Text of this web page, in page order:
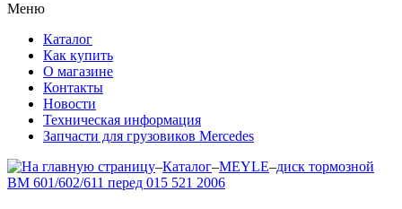
Меню
Каталог
Как купить
О магазине
Контакты
Новости
Техническая информация
Запчасти для грузовиков Mercedes
–Каталог–MEYLE–диск тормозной
ВМ 601/602/611 перед 015 521 2006